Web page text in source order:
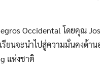
Occidental โดยคุณ
รียนจะนำไปสู่ความมั่นคงด้า
แห่งชาติ